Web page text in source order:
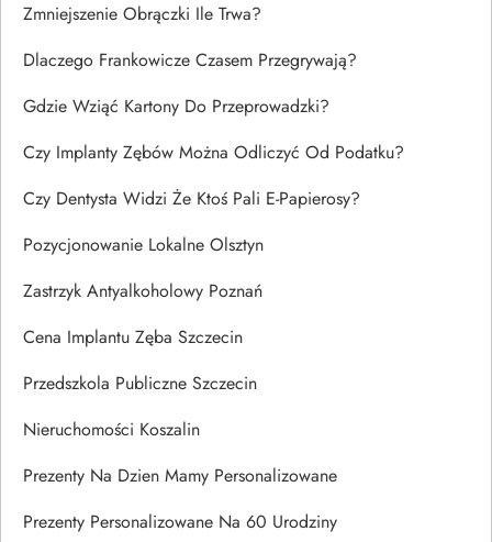
Zmniejszenie Obrączki Ile Trwa?
Dlaczego Frankowicze Czasem Przegrywają?
Gdzie Wziąć Kartony Do Przeprowadzki?
Czy Implanty Zębów Można Odliczyć Od Podatku?
Czy Dentysta Widzi Że Ktoś Pali E-Papierosy?
Pozycjonowanie Lokalne Olsztyn
Zastrzyk Antyalkoholowy Poznań
Cena Implantu Zęba Szczecin
Przedszkola Publiczne Szczecin
Nieruchomości Koszalin
Prezenty Na Dzien Mamy Personalizowane
Prezenty Personalizowane Na 60 Urodziny